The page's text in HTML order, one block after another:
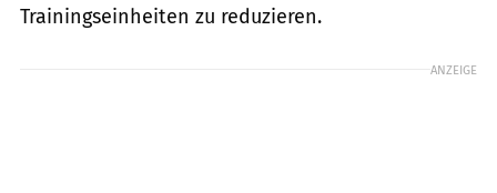
Trainingseinheiten zu reduzieren.
ANZEIGE